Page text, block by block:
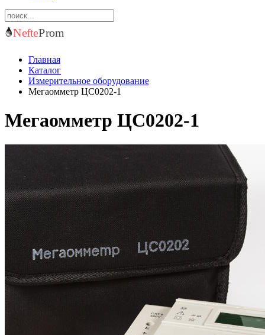
Главная
Каталог
Измерительное оборудование
Мегаомметр ЦС0202-1
Мегаомметр ЦС0202-1